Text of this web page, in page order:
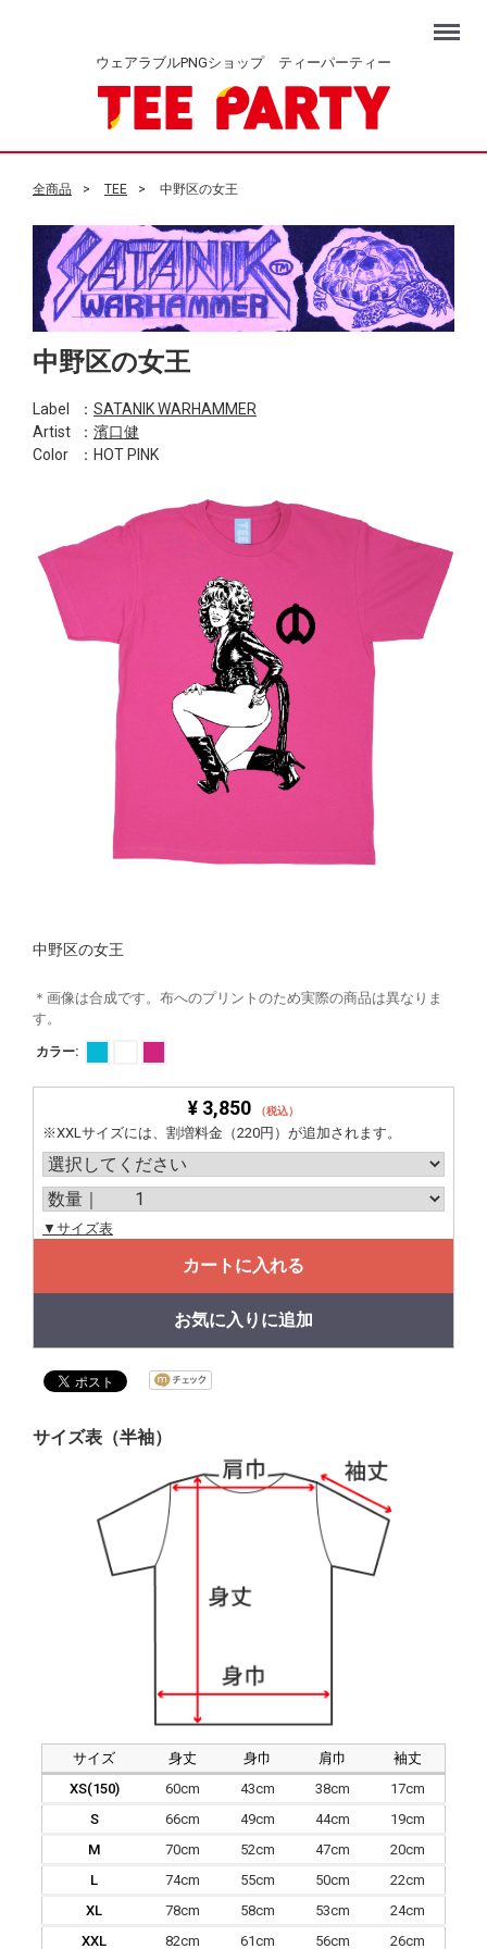
ウェアラブルPNGショップ ティーパーティー
Menu
全商品 TEE 中野区の女王
中野区の女王
Label ： SATANIK WARHAMMER
Artist
： 濱口健
Color
：HOT PINK
中野区の女王
＊画像は合成です。布へのプリントのため実際の商品は異なりま
す。
カラー:
¥ 3,850 （税込）
※XXLサイズには、割増料金（220円）が追加されます。
▼サイズ表
カートに入れる
お気に入りに追加
サイズ表（半袖）
サイズ 身丈 身巾 肩巾
袖丈
XS(150)
60cm 43cm 38cm
17cm
S
66cm 49cm 44cm
19cm
M
70cm 52cm 47cm
20cm
L
74cm 55cm 50cm
22cm
XL
78cm 58cm 53cm
24cm
XXL
82cm 61cm 56cm 26cm